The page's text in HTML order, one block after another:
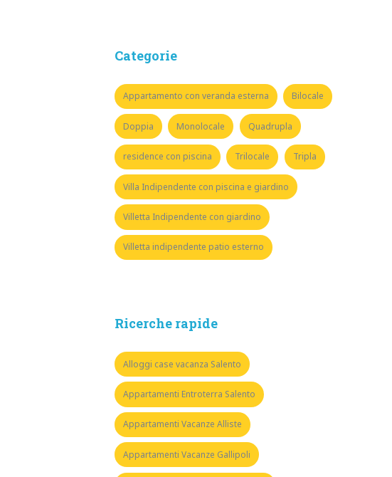
Categorie
Appartamento con veranda esterna Bilocale
Doppia Monolocale Quadrupla
residence con piscina Trilocale Tripla
Villa Indipendente con piscina e giardino
Villetta Indipendente con giardino
Villetta indipendente patio esterno
Ricerche rapide
Alloggi case vacanza Salento
Appartamenti Entroterra Salento
Appartamenti Vacanze Alliste
Appartamenti Vacanze Gallipoli